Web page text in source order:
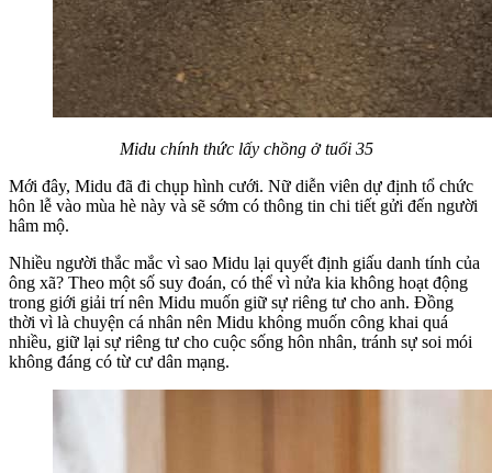
Midu chính thức lấy chồng ở tuổi 35
Mới đây, Midu đã đi chụp hình cưới. Nữ diễn viên dự định tổ chức
hôn lễ vào mùa hè này và sẽ sớm có thông tin chi tiết gửi đến người
hâm mộ.
Nhiều người thắc mắc vì sao Midu lại quyết định giấu danh tính của
ông xã? Theo một số suy đoán, có thể vì nửa kia không hoạt động
trong giới giải trí nên Midu muốn giữ sự riêng tư cho anh. Đồng
thời vì là chuyện cá nhân nên Midu không muốn công khai quá
nhiều, giữ lại sự riêng tư cho cuộc sống hôn nhân, tránh sự soi mói
không đáng có từ cư dân mạng.